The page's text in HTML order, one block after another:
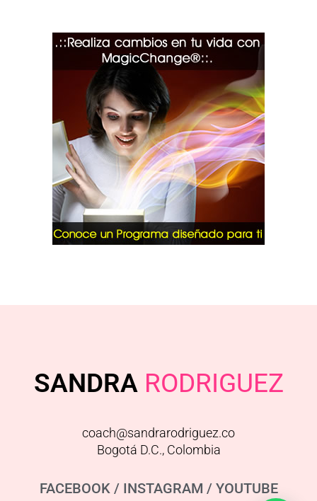
SANDRA RODRIGUEZ
coach@sandrarodriguez.co
Bogotá D.C., Colombia
FACEBOOK/ INSTAGRAM / YOUTUBE